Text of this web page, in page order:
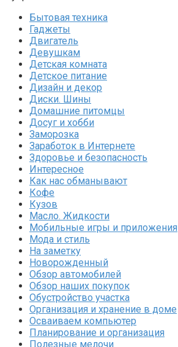
Бытовая техника
Гаджеты
Двигатель
Девушкам
Детская комната
Детское питание
Дизайн и декор
Диски. Шины
Домашние питомцы
Досуг и хобби
Заморозка
Заработок в Интернете
Здоровье и безопасность
Интересное
Как нас обманывают
Кофе
Кузов
Масло. Жидкости
Мобильные игры и приложения
Мода и стиль
На заметку
Новорожденный
Обзор автомобилей
Обзор наших покупок
Обустройство участка
Организация и хранение в доме
Осваиваем компьютер
Планирование и организация
Полезные мелочи